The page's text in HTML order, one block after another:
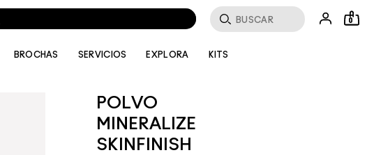
Buscar
0
BROCHAS SERVICIOS EXPLORA KITS
POLVO
MINERALIZE
SKINFINISH